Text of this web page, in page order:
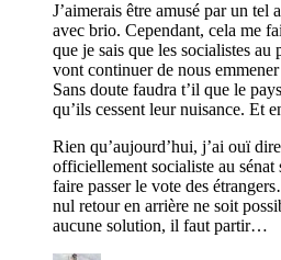
J’aimerais être amusé par un
avec brio. Cependant, cela me
que je sais que les socialistes au
vont continuer de nous
Sans doute faudra t’il que le
qu’ils cessent leur nuisance. Et
Rien qu’aujourd’hui, j’ai ouï
officiellement socialiste au
faire passer le vote des
nul retour en arrière ne soit
aucune solution, il faut partir…